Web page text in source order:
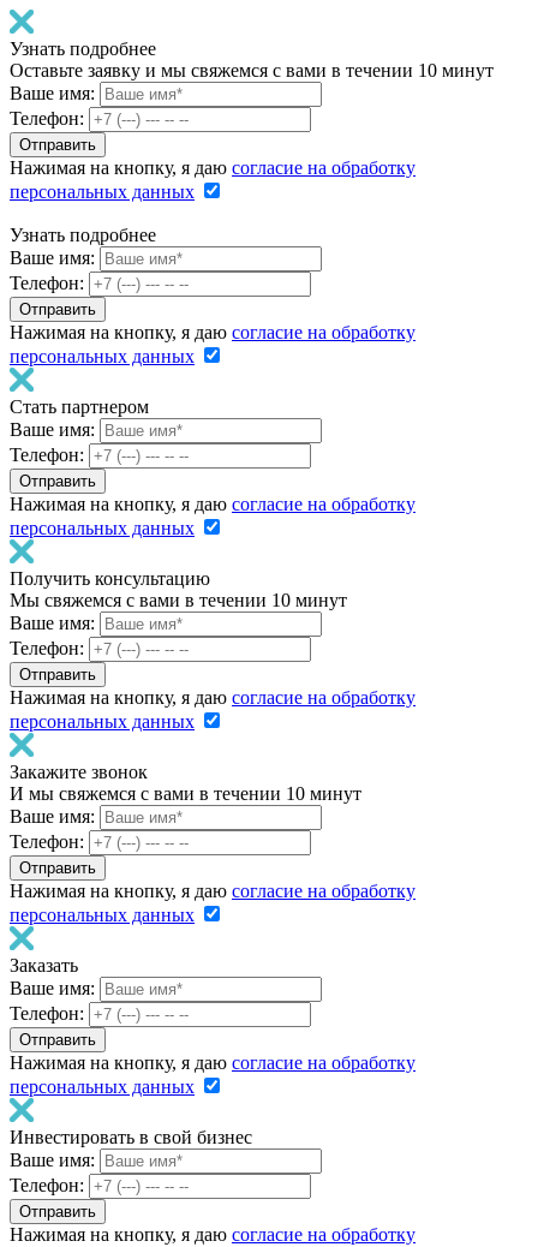
Узнать подробнее
Оставьте заявку и мы свяжемся с вами в течении 10 минут
Ваше имя:
Телефон:
Нажимая на кнопку, я даю согласие на обработку
персональных данных
Узнать подробнее
Ваше имя:
Телефон:
Нажимая на кнопку, я даю согласие на обработку
персональных данных
Стать партнером
Ваше имя:
Телефон:
Нажимая на кнопку, я даю согласие на обработку
персональных данных
Получить консультацию
Мы свяжемся с вами в течении 10 минут
Ваше имя:
Телефон:
Нажимая на кнопку, я даю согласие на обработку
персональных данных
Закажите звонок
И мы свяжемся с вами в течении 10 минут
Ваше имя:
Телефон:
Нажимая на кнопку, я даю согласие на обработку
персональных данных
Заказать
Ваше имя:
Телефон:
Нажимая на кнопку, я даю согласие на обработку
персональных данных
Инвестировать в свой бизнес
Ваше имя:
Телефон:
Нажимая на кнопку, я даю согласие на обработку